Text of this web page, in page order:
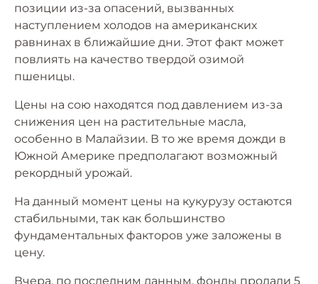
позиции из-за опасений, вызванных
наступлением холодов на американских
равнинах в ближайшие дни. Этот факт может
повлиять на качество твердой озимой
пшеницы.
Цены на сою находятся под давлением из-за
снижения цен на растительные масла,
особенно в Малайзии. В то же время дожди в
Южной Америке предполагают возможный
рекордный урожай.
На данный момент цены на кукурузу остаются
стабильными, так как большинство
фундаментальных факторов уже заложены в
цену.
Вчера, по последним данным, фонды продали 5